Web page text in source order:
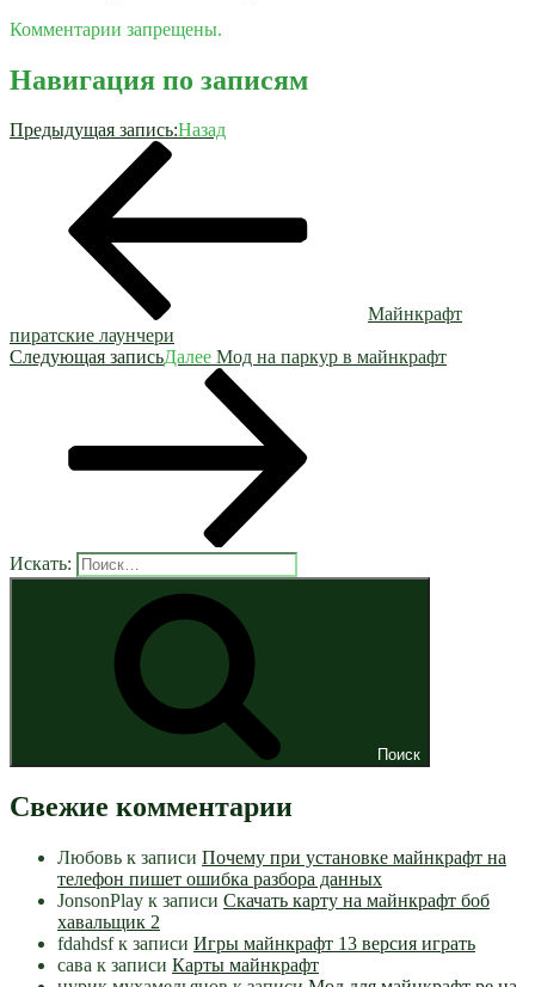
Комментарии запрещены.
Навигация по записям
Предыдущая запись:Назад
Майнкрафт
пиратские лаунчери
Следующая записьДалее Мод на паркур в майнкрафт
Искать:
Поиск
Свежие комментарии
Любовь к записи Почему при установке майнкрафт на
телефон пишет ошибка разбора данных
JonsonPlay к записи Скачать карту на майнкрафт боб
хавальщик 2
fdahdsfк записи Игры майнкрафт 13 версия играть
сава к записи Карты майнкрафт